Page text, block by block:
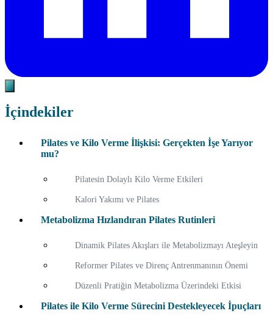
İçindekiler
Pilates ve Kilo Verme İlişkisi: Gerçekten İşe Yarıyor
mu?
Pilatesin Dolaylı Kilo Verme Etkileri
Kalori Yakımı ve Pilates
Metabolizma Hızlandıran Pilates Rutinleri
Dinamik Pilates Akışları ile Metabolizmayı Ateşleyin
Reformer Pilates ve Direnç Antrenmanının Önemi
Düzenli Pratiğin Metabolizma Üzerindeki Etkisi
Pilates ile Kilo Verme Sürecini Destekleyecek İpuçları